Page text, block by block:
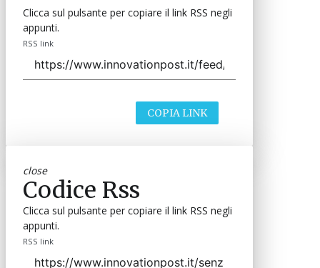
Clicca sul pulsante per copiare il link RSS negli
appunti.
RSS link
COPIA LINK
close
Codice Rss
Clicca sul pulsante per copiare il link RSS negli
appunti.
RSS link